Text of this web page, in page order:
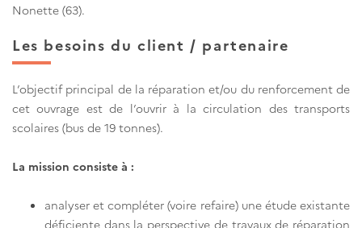
Nonette (63).
Les besoins du client / partenaire
L’objectif principal de la réparation et/ou du renforcement de
cet ouvrage est de l’ouvrir à la circulation des transports
scolaires (bus de 19 tonnes).
La mission consiste à :
analyser et compléter (voire refaire) une étude existante
déficiente dans la perspective de travaux de réparation